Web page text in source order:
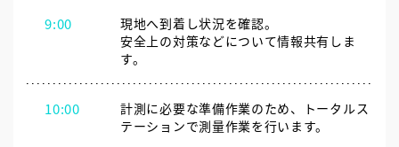
9:00
現地へ到着し状況を確認。
安全上の対策などについて情報共有しま
す。
10:00
計測に必要な準備作業のため、トータルス
テーションで測量作業を行います。